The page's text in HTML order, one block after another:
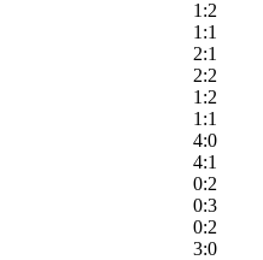
1:2
1:1
2:1
2:2
1:2
1:1
4:0
4:1
0:2
0:3
0:2
3:0